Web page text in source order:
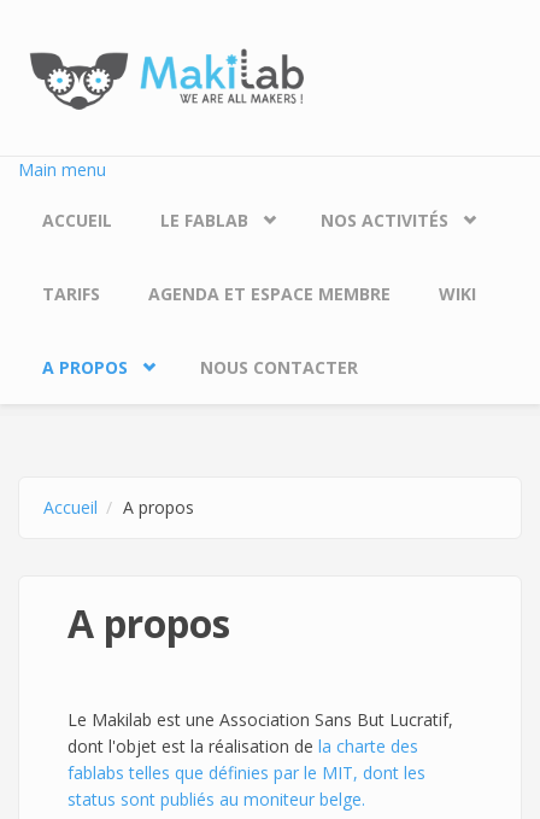
Main menu
ACCUEIL LE FABLAB NOS ACTIVITÉS
TARIFS AGENDA ET ESPACE MEMBRE WIKI
A PROPOS NOUS CONTACTER
Accueil A propos
A propos
Le Makilab est une Association Sans But Lucratif,
dont l'objet est la réalisation de la charte des
fablabs telles que définies par le MIT, dont les
status sont publiés au moniteur belge.